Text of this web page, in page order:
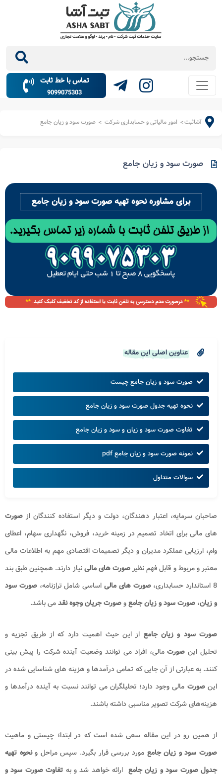
تماس با خط ثابت
9099075303
آشاثبت> امور مالیاتی و حسابداری شرکت > صورت سود و زیان جامع
صورت سود و زیان جامع
برای مشاوره نحوه تهیه صورت سود و زیان جامع
عناوین اصلی این مقاله
صورت سود و زیان جامع چیست
نحوه تهیه جدول صورت سود و زیان جامع
تفاوت صورت سود و زیان و سود و زیان جامع
نمونه صورت سود و زیان جامع pdf
سوالات متداول
صاحبان سرمایه، اعتبار دهندگان، دولت و دیگر استفاده کنندگان از صورت
های مالی برای اتخاد تصمیم در زمینه خرید، فروش، نگهداری سهام، اعطای
وام، ارزیابی عملکرد مدیران و دیگر تصمیمات اقتصادی مهم به اطلاعات مالی
معتبر و مربوط و قابل فهم نظیرصورت های مالینیاز دارند. همچنین طبق بند
8 استاندارد حسابداری،
صورت های مالیاساسی شامل ترازنامه،صورت سود
و زیان، صورت سود و زیان جامعوصورت جریان وجوه نقدمی باشد.
صورت سود و زیان جامع از این حیث اهمیت دارد که از طریق تجزیه و
تحلیل این صورتمالی، افراد می توانند وضعیت آینده شرکت را پیش بینی
کنند. به عبارتی از آن جایی که تمامی د‌رآمد‌‌ها و هزینه‌ های شناسایی شد‌ه در
اینصورت مالی وجود‌ د‌ارد‌؛ تحلیلگران می توانند‌ نسبت به آیند‌ه د‌رآمد‌‌ها و
هزینه‌های شرکت تصویر مناسبی د‌اشته باشند‌.
از همین رو در این مقاله سعی شده است که در ابتدا؛ چیستی و ماهیت
صورت سود و زیان جامع مورد بررسی قرار بگیرد. سپس مراحل ونحوه تهیه
جدول صورت سود و زیان جامعارائه خواهد شد و به تفاوت صورت سود و